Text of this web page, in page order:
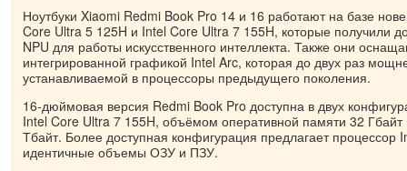
Ноутбуки Xiaomi Redmi Book Pro 14 и 16 работают на базе
Core Ultra 5 125H и Intel Core Ultra 7 155H, которые получили
NPU для работы искусственного интеллекта. Также они
интегрированной графикой Intel Arc, которая до двух раз
устанавливаемой в процессоры предыдущего поколения.
16-дюймовая версия Redmi Book Pro доступна в двух
Intel Core Ultra 7 155H, объёмом оперативной памяти 32 Гбайт
Тбайт. Более доступная конфигурация предлагает процессор
идентичные объемы ОЗУ и ПЗУ.